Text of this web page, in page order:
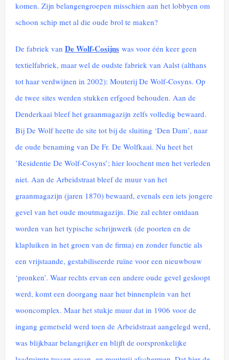
komen. Zijn belangengroepen misschien aan het lobbyen om
schoon schip met al die oude brol te maken?
De fabriek van De Wolf-Cosijns was voor één keer geen
textielfabriek, maar wel de oudste fabriek van Aalst (althans
tot haar verdwijnen in 2002): Mouterij De Wolf-Cosyns. Op
de twee sites werden stukken erfgoed behouden. Aan de
Denderkaai bleef het graanmagazijn zelfs volledig bewaard.
Bij De Wolf heette de site tot bij de sluiting ‘Den Dam’, naar
de oude benaming van De Fr. De Wolfkaai. Nu heet het
’Residentie De Wolf-Cosyns’; hier loochent men het verleden
niet. Aan de Arbeidstraat bleef de muur van het
graanmagazijn (jaren 1870) bewaard, evenals een iets jongere
gevel van het oude moutmagazijn. Die zal echter ontdaan
worden van het typische schrijnwerk (de poorten en de
klapluiken in het groen van de firma) en zonder functie als
een vrijstaande, gestabiliseerde ruïne voor een nieuwbouw
‘pronken’. Waar rechts ervan een andere oude gevel gesloopt
werd, komt een doorgang naar het binnenplein van het
wooncomplex. Maar het stukje muur dat in 1906 voor de
ingang gemetseld werd toen de Arbeidstraat aangelegd werd,
was blijkbaar belangrijker en blijft de oorspronkelijke